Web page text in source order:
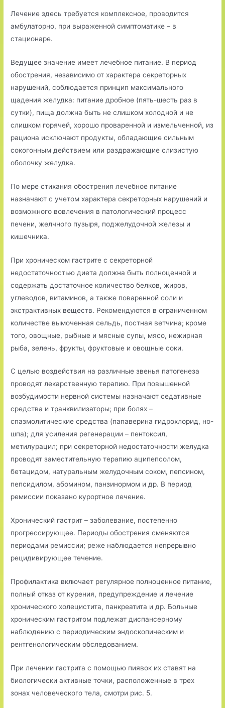
Лечение здесь требуется комплексное, проводится
амбулаторно, при выраженной симптоматике – в
стационаре.
Ведущее значение имеет лечебное питание. В период
обострения, независимо от характера секреторных
нарушений, соблюдается принцип максимального
щадения желудка: питание дробное (пять-шесть раз в
сутки), пища должна быть не слишком холодной и не
слишком горячей, хорошо проваренной и измельченной, из
рациона исключают продукты, обладающие сильным
сокогонным действием или раздражающие слизистую
оболочку желудка.
По мере стихания обострения лечебное питание
назначают с учетом характера секреторных нарушений и
возможного вовлечения в патологический процесс
печени, желчного пузыря, поджелудочной железы и
кишечника.
При хроническом гастрите с секреторной
недостаточностью диета должна быть полноценной и
содержать достаточное количество белков, жиров,
углеводов, витаминов, а также поваренной соли и
экстрактивных веществ. Рекомендуются в ограниченном
количестве вымоченная сельдь, постная ветчина; кроме
того, овощные, рыбные и мясные супы, мясо, нежирная
рыба, зелень, фрукты, фруктовые и овощные соки.
С целью воздействия на различные звенья патогенеза
проводят лекарственную терапию. При повышенной
возбудимости нервной системы назначают седативные
средства и транквилизаторы; при болях –
спазмолитические средства (папаверина гидрохлорид, но-
шпа); для усиления регенерации – пентоксил,
метилурацил; при секреторной недостаточности желудка
проводят заместительную терапию аципепсолом,
бетацидом, натуральным желудочным соком, пепсином,
пепсидилом, абомином, панзинормом и др. В период
ремиссии показано курортное лечение.
Хронический гастрит – заболевание, постепенно
прогрессирующее. Периоды обострения сменяются
периодами ремиссии; реже наблюдается непрерывно
рецидивирующее течение.
Профилактика включает регулярное полноценное питание,
полный отказ от курения, предупреждение и лечение
хронического холецистита, панкреатита и др. Больные
хроническим гастритом подлежат диспансерному
наблюдению с периодическим эндоскопическим и
рентгенологическим обследованием.
При лечении гастрита с помощью пиявок их ставят на
биологически активные точки, расположенные в трех
зонах человеческого тела, смотри рис. 5.